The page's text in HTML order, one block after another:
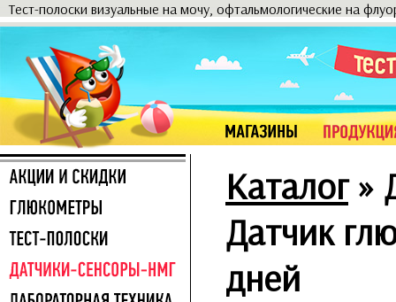
Тест-полоски визуальные на мочу, офтальмологические на
Каталог»
Датчик
дней